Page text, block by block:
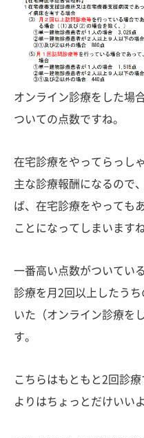
オンライン診療をした場
ついての点数ですね。
在宅診療をやってらっし
主な診療報酬になるので
ば、在宅診療をやっても
ことになってしまいますね
一番高い点数がついてい
診療を月2回以上したう
いた（オンライン診療を
す。
こちらはもともと2回診
よりはちょっとだけいい